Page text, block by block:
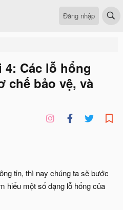
Đăng nhập
4: Các lỗ hổng
chế bảo vệ, và
tin, thì nay chúng ta sẽ bước
hiểu một số dạng lỗ hổng của